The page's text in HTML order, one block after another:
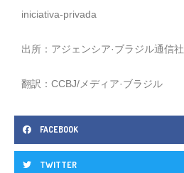
iniciativa-privada
出所：アジェンシア·ブラジル通信社
翻訳：CCBJ/メディア·ブラジル
FACEBOOK
TWITTER